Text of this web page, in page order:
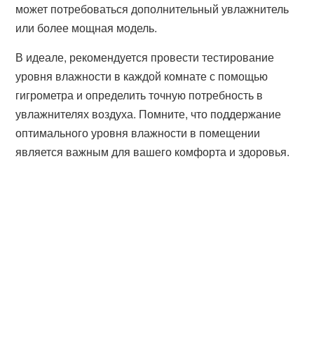
может потребоваться дополнительный увлажнитель
или более мощная модель.
В идеале, рекомендуется провести тестирование
уровня влажности в каждой комнате с помощью
гигрометра и определить точную потребность в
увлажнителях воздуха. Помните, что поддержание
оптимального уровня влажности в помещении
является важным для вашего комфорта и здоровья.